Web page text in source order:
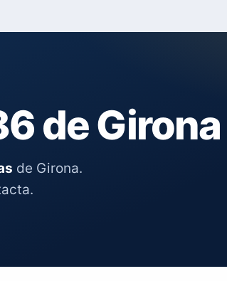
de Girona
de Girona.